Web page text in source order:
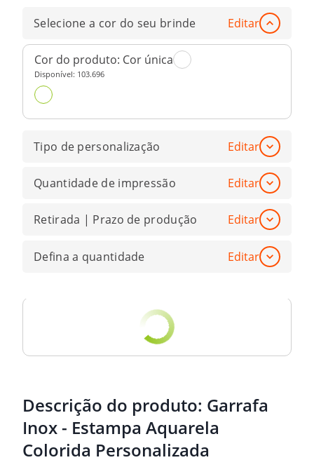
Selecione a cor do seu brinde Editar
Cor do produto: Cor única
Disponível: 103.696
Tipo de personalização Editar
Quantidade de impressão Editar
Retirada | Prazo de produção Editar
Defina a quantidade Editar
Descrição do produto: Garrafa
Inox - Estampa Aquarela
Colorida Personalizada